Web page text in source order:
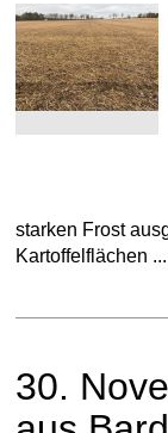
starken Frost
Kartoffelflächen ...
30.